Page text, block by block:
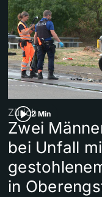
2 Min
Zürich
Zwei
bei Unfall
in